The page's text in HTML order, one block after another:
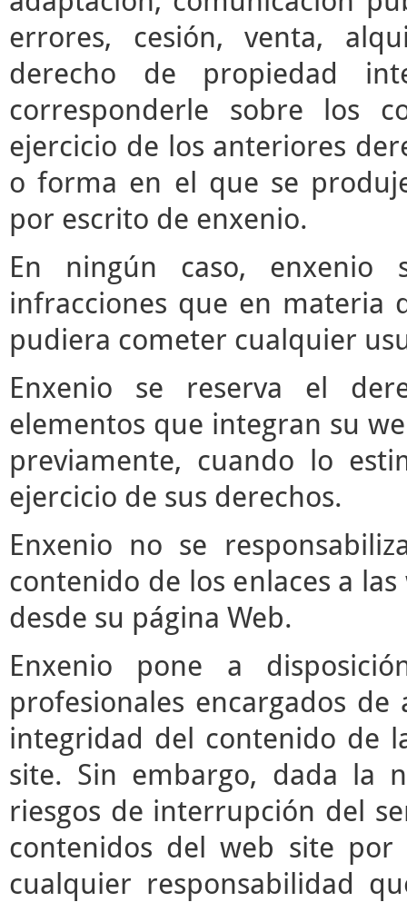
errores, cesión, venta,
derecho de propiedad
corresponderle sobre los
ejercicio de los anteriores
o forma en el que se
por escrito de enxenio.
En ningún caso, enxenio
infracciones que en materia
pudiera cometer cualquier
Enxenio se reserva el
elementos que integran su
previamente, cuando lo
ejercicio de sus derechos.
Enxenio no se
contenido de los enlaces a
desde su página Web.
Enxenio pone a
profesionales encargados
integridad del contenido de
site. Sin embargo, dada la
riesgos de interrupción del
contenidos del web site por
cualquier responsabilidad